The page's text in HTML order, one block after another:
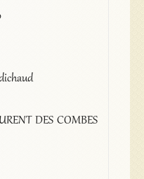
DES COMBES